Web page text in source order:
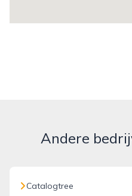
Andere
Catalogtree